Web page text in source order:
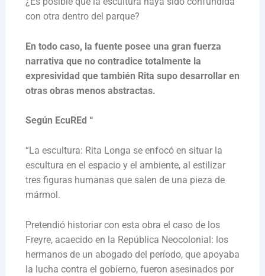
con otra dentro del parque?
En todo caso, la fuente posee una gran fuerza
narrativa que no contradice totalmente la
expresividad que también Rita supo desarrollar en
otras obras menos abstractas.
Según EcuREd “
“La escultura: Rita Longa se enfocó en situar la
escultura en el espacio y el ambiente, al estilizar
tres figuras humanas que salen de una pieza de
mármol.
Pretendió historiar con esta obra el caso de los
Freyre, acaecido en la República Neocolonial: los
hermanos de un abogado del período, que apoyaba
la lucha contra el gobierno, fueron asesinados por